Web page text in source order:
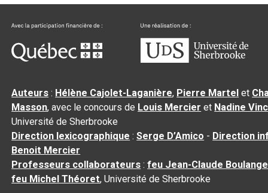
Auteurs : Hélène Cajolet-Laganière, Pierre Martel et
Masson, avec le concours de Louis Mercier et Nadine
Université de Sherbrooke
Direction lexicographique :Serge D’Amico - Direction
Benoit Mercier
Professeurs collaborateurs :feu Jean-Claude
feu Michel Théoret, Université de Sherbrooke